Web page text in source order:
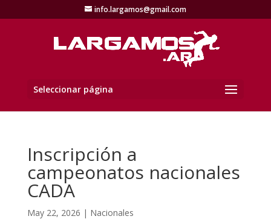
info.largamos@gmail.com
Seleccionar página
Inscripción a
campeonatos nacionales
CADA
May 22, 2026 | Nacionales